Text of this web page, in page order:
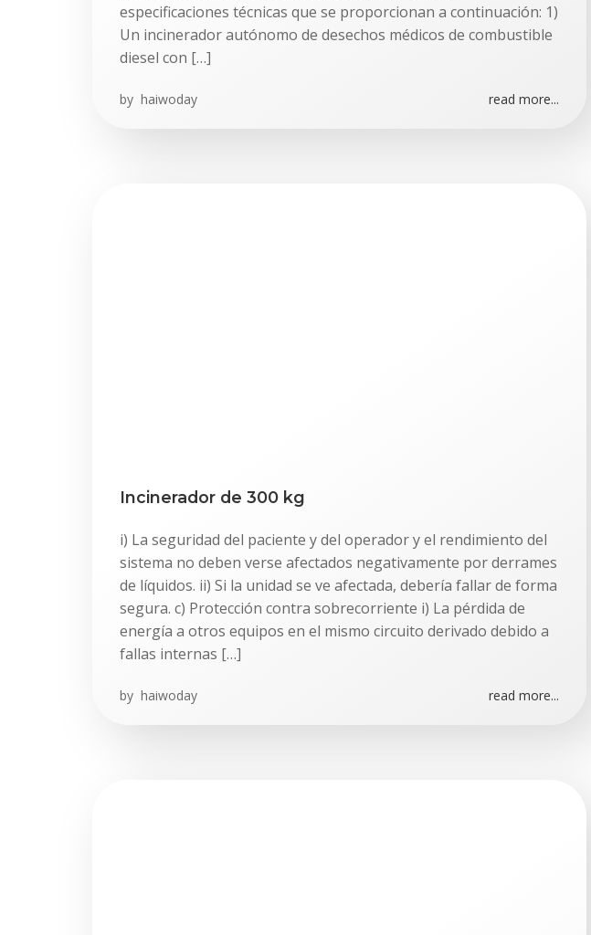
especificaciones técnicas que se proporcionan a continuación: 1)
Un incinerador autónomo de desechos médicos de combustible
diesel con […]
by haiwoday read more...
Incinerador de 300 kg
i) La seguridad del paciente y del operador y el rendimiento del
sistema no deben verse afectados negativamente por derrames
de líquidos. ii) Si la unidad se ve afectada, debería fallar de forma
segura. c) Protección contra sobrecorriente i) La pérdida de
energía a otros equipos en el mismo circuito derivado debido a
fallas internas […]
by haiwoday read more...